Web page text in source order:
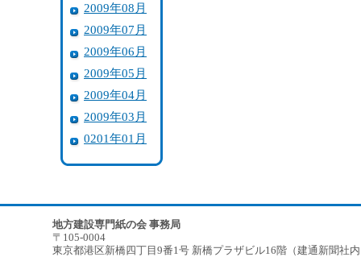
2009年08月
2009年07月
2009年06月
2009年05月
2009年04月
2009年03月
0201年01月
地方建設専門紙の会 事務局
〒105-0004
東京都港区新橋四丁目9番1号 新橋プラザビル16階（建通新聞社